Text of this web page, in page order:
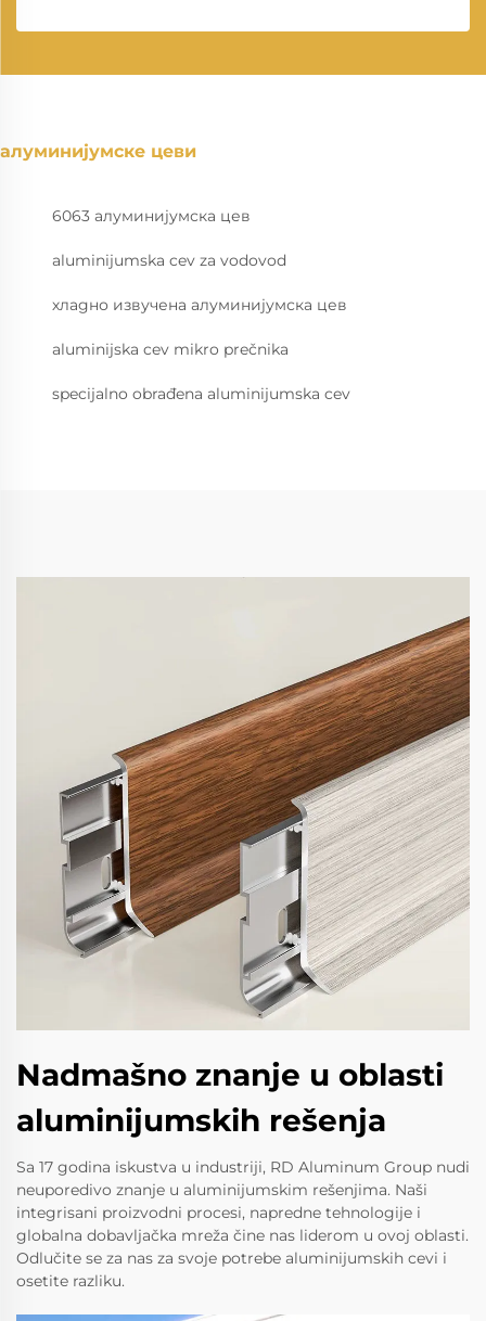
алуминијумске цеви
6063 алуминијумска цев
aluminijumska cev za vodovod
хладно извучена алуминијумска цев
aluminijska cev mikro prečnika
specijalno obrađena aluminijumska cev
Nadmašno znanje u oblasti
aluminijumskih rešenja
Sa 17 godina iskustva u industriji, RD Aluminum Group nudi
neuporedivo znanje u aluminijumskim rešenjima. Naši
integrisani proizvodni procesi, napredne tehnologije i
globalna dobavljačka mreža čine nas liderom u ovoj oblasti.
Odlučite se za nas za svoje potrebe aluminijumskih cevi i
osetite razliku.